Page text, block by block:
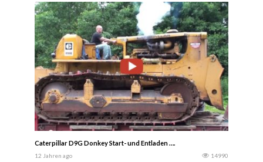
Caterpillar D9G Donkey Start- und Entladen ….
12 Jahren ago 14990